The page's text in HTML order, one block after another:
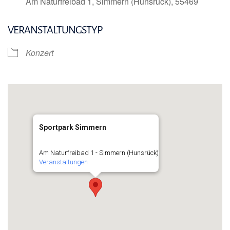
VERANSTALTUNGSTYP
Konzert
Sportpark Simmern
Am Naturfreibad 1 - Simmern (Hunsrück)
Veranstaltungen